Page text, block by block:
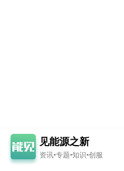
见能源之新
资讯•专题•知识•创服